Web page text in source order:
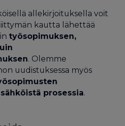
allekirjoituksella voit
kautta lähettää
työsopimuksen,
. Olemme
uudistuksessa myös
prosessia.